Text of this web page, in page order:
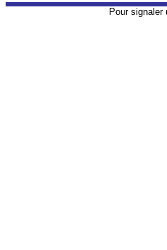
Pour signaler